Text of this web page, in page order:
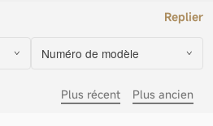
Replier
Numéro de modèle
Plus récent Plus ancien